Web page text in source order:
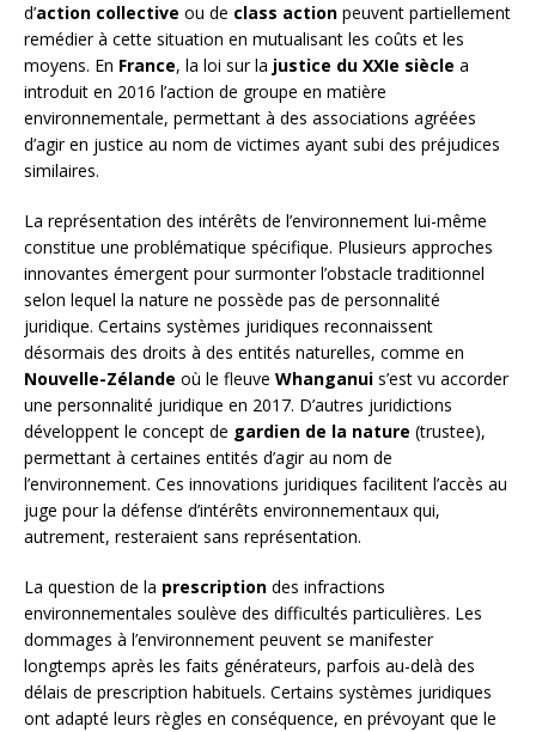
d’action collective ou de class action peuvent partiellement
remédier à cette situation en mutualisant les coûts et les
moyens. En France, la loi sur la justice du XXIe siècle a
introduit en 2016 l’action de groupe en matière
environnementale, permettant à des associations agréées
d’agir en justice au nom de victimes ayant subi des préjudices
similaires.
La représentation des intérêts de l’environnement lui-même
constitue une problématique spécifique. Plusieurs approches
innovantes émergent pour surmonter l’obstacle traditionnel
selon lequel la nature ne possède pas de personnalité
juridique. Certains systèmes juridiques reconnaissent
désormais des droits à des entités naturelles, comme en
Nouvelle-Zélande où le fleuve Whanganui s’est vu accorder
une personnalité juridique en 2017. D’autres juridictions
développent le concept de gardien de la nature (trustee),
permettant à certaines entités d’agir au nom de
l’environnement. Ces innovations juridiques facilitent l’accès au
juge pour la défense d’intérêts environnementaux qui,
autrement, resteraient sans représentation.
La question de la prescription des infractions
environnementales soulève des difficultés particulières. Les
dommages à l’environnement peuvent se manifester
longtemps après les faits générateurs, parfois au-delà des
délais de prescription habituels. Certains systèmes juridiques
ont adapté leurs règles en conséquence, en prévoyant que le